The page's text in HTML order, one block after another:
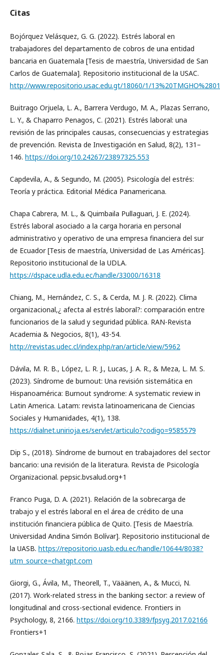
Citas
Bojórquez Velásquez, G. G. (2022). Estrés laboral en
trabajadores del departamento de cobros de una entidad
bancaria en Guatemala [Tesis de maestría, Universidad de San
Carlos de Guatemala]. Repositorio institucional de la USAC.
http://www.repositorio.usac.edu.gt/18060/1/
Buitrago Orjuela, L. A., Barrera Verdugo, M. A., Plazas Serrano,
L. Y., & Chaparro Penagos, C. (2021). Estrés laboral: una
revisión de las principales causas, consecuencias y estrategias
de prevención. Revista de Investigación en Salud, 8(2), 131–
146. https://doi.org/10.24267/23897325.553
Capdevila, A., & Segundo, M. (2005). Psicología del estrés:
Teoría y práctica. Editorial Médica Panamericana.
Chapa Cabrera, M. L., & Quimbaila Pullaguari, J. E. (2024).
Estrés laboral asociado a la carga horaria en personal
administrativo y operativo de una empresa financiera del sur
de Ecuador [Tesis de maestría, Universidad de Las Américas].
Repositorio institucional de la UDLA.
https://dspace.udla.edu.ec/handle/33000/16318
Chiang, M., Hernández, C. S., & Cerda, M. J. R. (2022). Clima
organizacional,¿ afecta al estrés laboral?: comparación entre
funcionarios de la salud y seguridad pública. RAN-Revista
Academia & Negocios, 8(1), 43-54.
http://revistas.udec.cl/index.php/ran/article/view/5962
Dávila, M. R. B., López, L. R. J., Lucas, J. A. R., & Meza, L. M. S.
(2023). Síndrome de burnout: Una revisión sistemática en
Hispanoamérica: Burnout syndrome: A systematic review in
Latin America. Latam: revista latinoamericana de Ciencias
Sociales y Humanidades, 4(1), 138.
https://dialnet.unirioja.es/servlet/articulo?codigo=9585579
Dip S., (2018). Síndrome de burnout en trabajadores del sector
bancario: una revisión de la literatura. Revista de Psicología
Organizacional. pepsic.bvsalud.org+1
Franco Puga, D. A. (2021). Relación de la sobrecarga de
trabajo y el estrés laboral en el área de crédito de una
institución financiera pública de Quito. [Tesis de Maestría.
Universidad Andina Simón Bolívar]. Repositorio institucional de
la UASB. https://repositorio.uasb.edu.ec/handle/10644/8038?
utm_source=chatgpt.com
Giorgi, G., Ávila, M., Theorell, T., Vääänen, A., & Mucci, N.
(2017). Work-related stress in the banking sector: a review of
longitudinal and cross-sectional evidence. Frontiers in
Psychology, 8, 2166. https://doi.org/10.3389/fpsyg.2017.02166
Frontiers+1